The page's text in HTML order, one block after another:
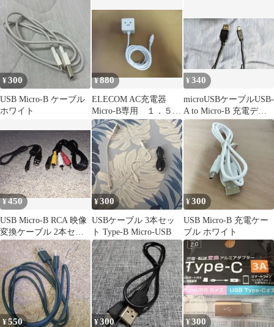
¥300
USB Micro-B ケーブル
ホワイト
¥880
ELECOM AC充電器
Micro-B専用 １．５メ
ートル 未使用品
¥340
microUSBケーブルUSB-
A to Micro-B 充電デー
タ転送ブラック
¥450
USB Micro-B RCA 映像
変換ケーブル 2本セッ
ト
¥300
USBケーブル 3本セッ
ト Type-B Micro-USB
¥300
USB Micro-B 充電ケー
ブル ホワイト
¥550 ¥300 ¥300